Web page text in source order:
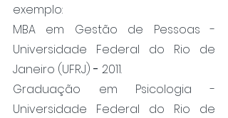
exemplo:
MBA em Gestão de Pessoas -
Universidade Federal do Rio de
Janeiro (UFRJ) - 2011.
Graduação em Psicologia -
Universidade Federal do Rio de